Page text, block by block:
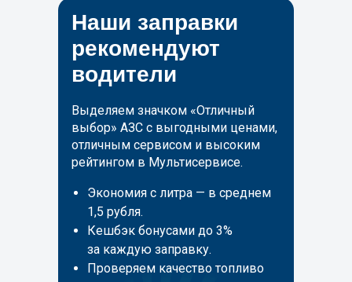
Наши заправки
рекомендуют
водители
Выделяем значком «Отличный
выбор» АЗС с выгодными ценами,
отличным сервисом и высоким
рейтингом в Мультисервисе.
Экономия с литра — в среднем
1,5 рубля.
Кешбэк бонусами до 3%
за каждую заправку.
Проверяем качество топливо